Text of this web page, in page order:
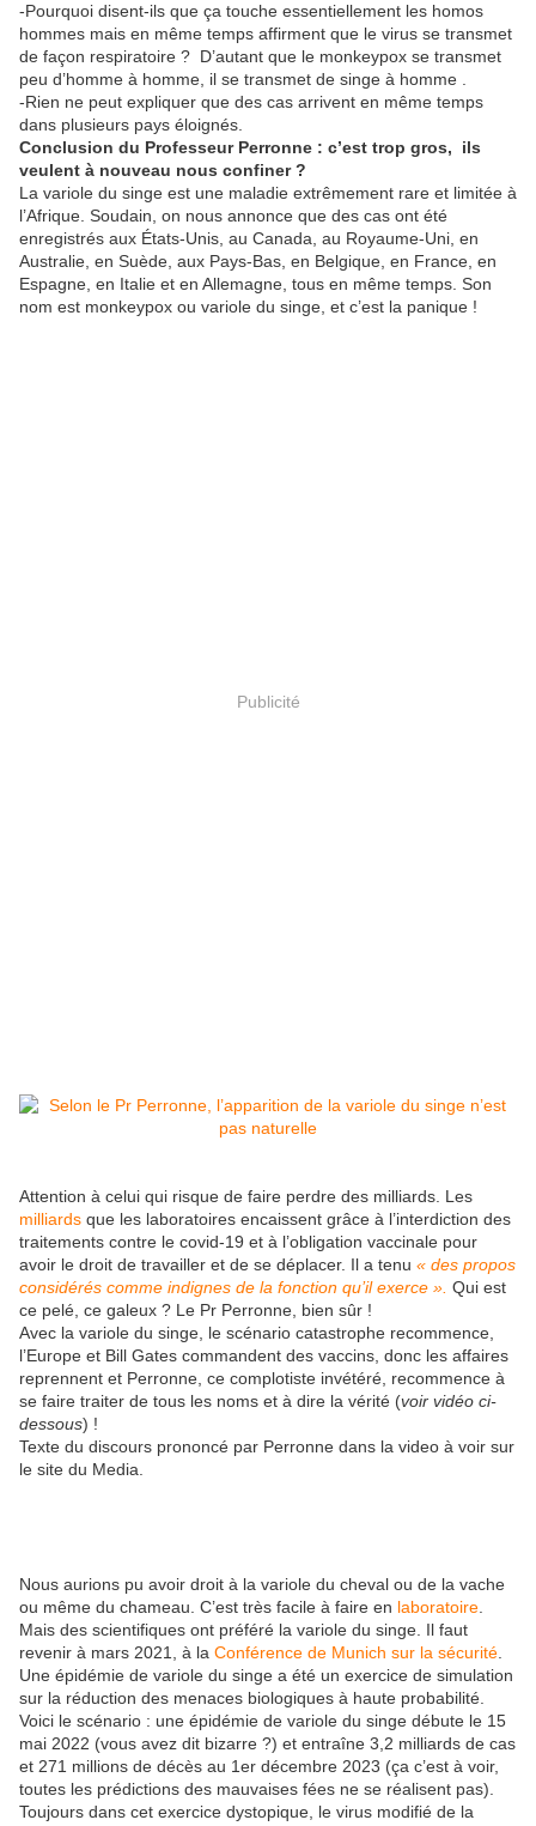
-Pourquoi disent-ils que ça touche essentiellement les homos
hommes mais en même temps affirment que le virus se transmet
de façon respiratoire ? D’autant que le monkeypox se transmet
peu d’homme à homme, il se transmet de singe à homme .
-Rien ne peut expliquer que des cas arrivent en même temps
dans plusieurs pays éloignés.
Conclusion du Professeur Perronne : c’est trop gros, ils
veulent à nouveau nous confiner ?
La variole du singe est une maladie extrêmement rare et limitée à
l’Afrique. Soudain, on nous annonce que des cas ont été
enregistrés aux États-Unis, au Canada, au Royaume-Uni, en
Australie, en Suède, aux Pays-Bas, en Belgique, en France, en
Espagne, en Italie et en Allemagne, tous en même temps. Son
nom est monkeypox ou variole du singe, et c’est la panique !
Publicité
Attention à celui qui risque de faire perdre des milliards. Les
milliards que les laboratoires encaissent grâce à l’interdiction des
traitements contre le covid-19 et à l’obligation vaccinale pour
avoir le droit de travailler et de se déplacer. Il a tenu « des propos
considérés comme indignes de la fonction qu’il exerce ». Qui est
ce pelé, ce galeux ? Le Pr Perronne, bien sûr !
Avec la variole du singe, le scénario catastrophe recommence,
l’Europe et Bill Gates commandent des vaccins, donc les affaires
reprennent et Perronne, ce complotiste invétéré, recommence à
se faire traiter de tous les noms et à dire la vérité (voir vidéo ci-
dessous) !
Texte du discours prononcé par Perronne dans la video à voir sur
le site du Media.
Nous aurions pu avoir droit à la variole du cheval ou de la vache
ou même du chameau. C’est très facile à faire en laboratoire
Mais des scientifiques ont préféré la variole du singe. Il faut
revenir à mars 2021, à la Conférence de Munich sur la sécurité
Une épidémie de variole du singe a été un exercice de simulation
sur la réduction des menaces biologiques à haute probabilité.
Voici le scénario : une épidémie de variole du singe débute le 15
mai 2022 (vous avez dit bizarre ?) et entraîne 3,2 milliards de cas
et 271 millions de décès au 1er décembre 2023 (ça c’est à voir,
toutes les prédictions des mauvaises fées ne se réalisent pas).
Toujours dans cet exercice dystopique, le virus modifié de la